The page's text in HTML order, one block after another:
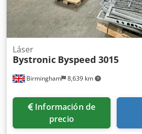
Birmingham 8,639 km
Láser
Bystronic Byspeed 3015
Información de
precio